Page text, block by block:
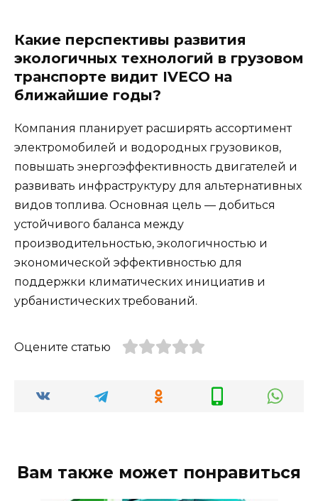
Какие перспективы развития
экологичных технологий в грузовом
транспорте видит IVECO на
ближайшие годы?
Компания планирует расширять ассортимент
электромобилей и водородных грузовиков,
повышать энергоэффективность двигателей и
развивать инфраструктуру для альтернативных
видов топлива. Основная цель — добиться
устойчивого баланса между
производительностью, экологичностью и
экономической эффективностью для
поддержки климатических инициатив и
урбанистических требований.
Оцените статью
Вам также может понравиться